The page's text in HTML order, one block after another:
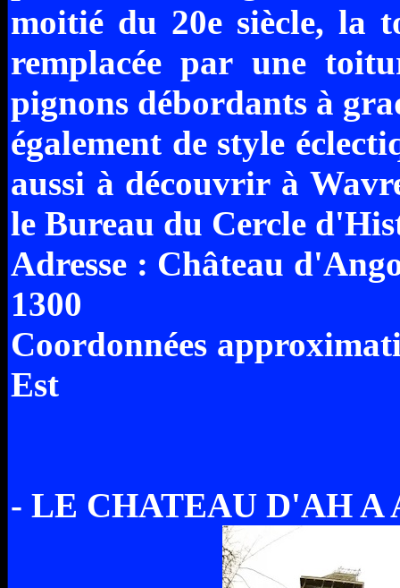
moitié du 20e siècle, la
remplacée par une
pignons débordants à
également de style
aussi à découvrir à
le Bureau du Cercle
Adresse : Château
1300
Coordonnées
Est
- LE CHATEAU D'AH A